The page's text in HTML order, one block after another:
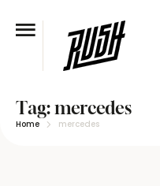
Tag:mercedes
Home mercedes